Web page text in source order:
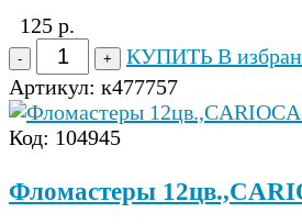
125 р.
КУПИТЬ В
Артикул: к477757
Код: 104945
Фломастеры